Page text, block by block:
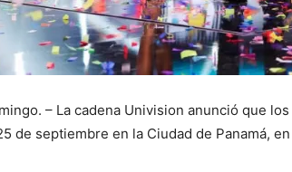
– La cadena Univision anunció que
de septiembre en la Ciudad de Panamá,